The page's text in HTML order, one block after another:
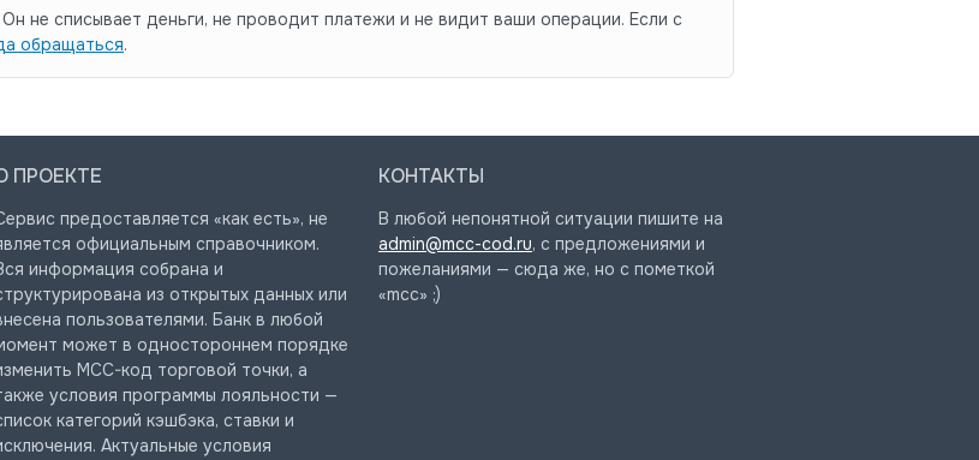
не списывает деньги, не проводит платежи и не видит ваши операции. Если с
обращаться.
ПРОЕКТЕ
предоставляется «как есть», не
официальным справочником.
информация собрана и
из открытых данных или
пользователями. Банк в любой
может в одностороннем порядке
MCC-код торговой точки, а
условия программы лояльности —
категорий кэшбэка, ставки и
Актуальные условия
КОНТАКТЫ
В любой непонятной ситуации пишите на
admin@mcc-cod.ru, с предложениями и
пожеланиями — сюда же, но с пометкой
«mcc» ;)